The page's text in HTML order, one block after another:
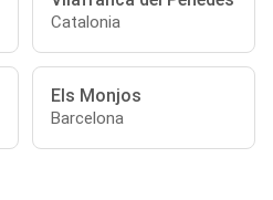
Catalonia
Els Monjos
Barcelona